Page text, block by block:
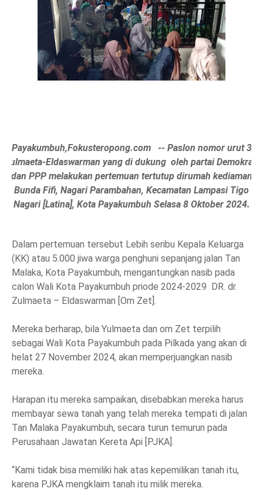
Payakumbuh,Fokusteropong.com -- Paslon nomor urut 3
Zulmaeta-Eldaswarman yang di dukung oleh partai Demokrat
dan PPP melakukan pertemuan tertutup dirumah kediaman
Bunda Fifi, Nagari Parambahan, Kecamatan Lampasi Tigo
Nagari [Latina], Kota Payakumbuh Selasa 8 Oktober 2024.
Dalam pertemuan tersebut Lebih seribu Kepala Keluarga
(KK) atau 5.000 jiwa warga penghuni sepanjang jalan Tan
Malaka, Kota Payakumbuh, mengantungkan nasib pada
calon Wali Kota Payakumbuh priode 2024-2029 DR. dr.
Zulmaeta – Eldaswarman [Om Zet].
Mereka berharap, bila Yulmaeta dan om Zet terpilih
sebagai Wali Kota Payakumbuh pada Pilkada yang akan di
helat 27 November 2024, akan memperjuangkan nasib
mereka.
Harapan itu mereka sampaikan, disebabkan mereka harus
membayar sewa tanah yang telah mereka tempati di jalan
Tan Malaka Payakumbuh, secara turun temurun pada
Perusahaan Jawatan Kereta Api [PJKA].
“Kami tidak bisa memiliki hak atas kepemilikan tanah itu,
karena PJKA mengklaim tanah itu milik mereka.